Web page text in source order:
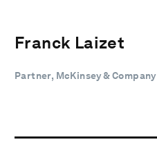
Franck Laizet
Partner, McKinsey & Company